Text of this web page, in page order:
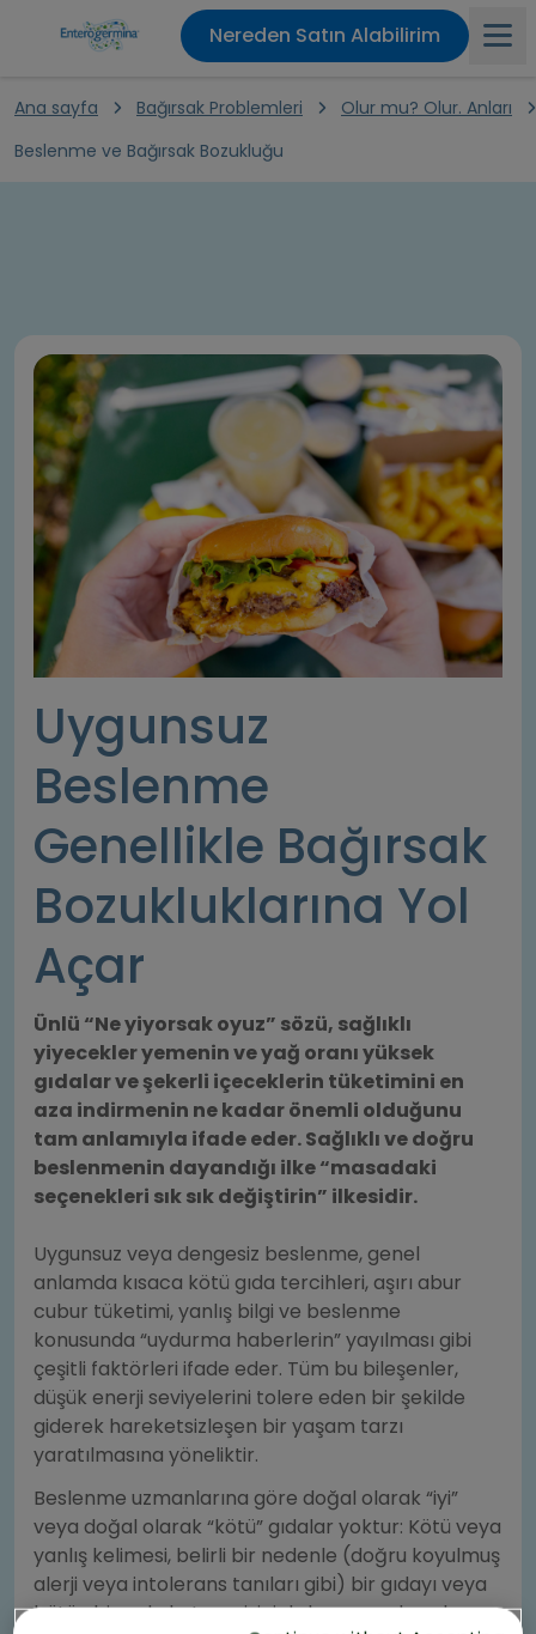
Nereden Satın Alabilirim
Ana sayfa
Bağırsak Problemleri
Bağırsak Sağlığı
Değerlerimiz
Ana sayfa Bağırsak Problemleri
Olur mu? Olur. Anları
Beslenme ve Bağırsak Bozukluğu
Uygunsuz
Beslenme
Genellikle Bağırsak
Bozukluklarına Yol
Açar
Ünlü “Ne yiyorsak oyuz” sözü, sağlıklı
yiyecekler yemenin ve yağ oranı yüksek
gıdalar ve şekerli içeceklerin tüketimini en
aza indirmenin ne kadar önemli olduğunu
tam anlamıyla ifade eder. Sağlıklı ve doğru
beslenmenin dayandığı ilke “masadaki
seçenekleri sık sık değiştirin” ilkesidir.
Uygunsuz veya dengesiz beslenme, genel
anlamda kısaca kötü gıda tercihleri, aşırı abur
cubur tüketimi, yanlış bilgi ve beslenme
konusunda “uydurma haberlerin” yayılması gibi
çeşitli faktörleri ifade eder. Tüm bu bileşenler,
düşük enerji seviyelerini tolere eden bir şekilde
giderek hareketsizleşen bir yaşam tarzı
yaratılmasına yöneliktir.
Beslenme uzmanlarına göre doğal olarak “iyi”
veya doğal olarak “kötü” gıdalar yoktur: Kötü veya
yanlış kelimesi, belirli bir nedenle (doğru koyulmuş
alerji veya intolerans tanıları gibi) bir gıdayı veya
bütün bir gıda kategorisini dışlayan ya da çok